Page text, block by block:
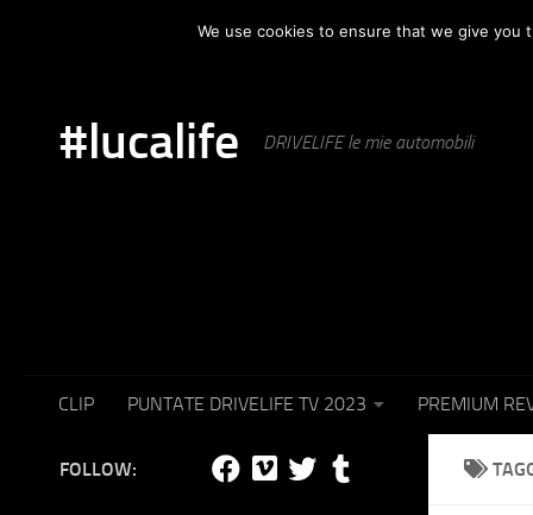
AUTOMOTIVE PUNTATE IN TV SET
#lucalife DRIVELIFE le mie automobili
CLIP PUNTATE DRIVELIFE TV 2023 PREMIUM
FOLLOW:
We use cookies to ensure that we give